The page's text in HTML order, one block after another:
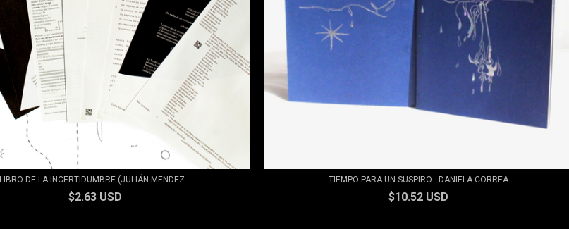
LIBRO DE LA INCERTIDUMBRE (JULIÁN MENDEZ...
$2.63 USD
TIEMPO PARA UN SUSPIRO - DANIELA CORREA
$10.52 USD